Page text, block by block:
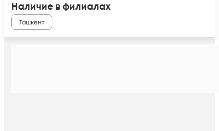
Наличие в филиалах
Ташкент